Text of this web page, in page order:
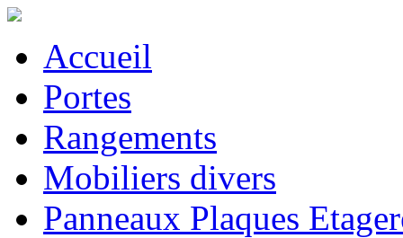
Accueil
Portes
Rangements
Mobiliers divers
Panneaux Plaques